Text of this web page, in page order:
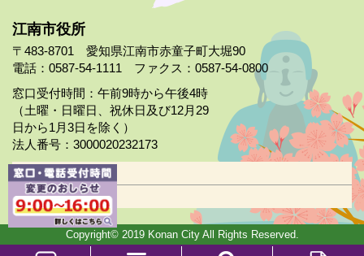
江南市役所
〒483-8701 愛知県江南市赤童子町大堀90
電話：0587-54-1111 ファクス：0587-54-0800
窓口受付時間：午前9時から午後4時
（土曜・日曜日、祝休日及び12月29
日から1月3日を除く）
法人番号：3000020232173
市役所案内
日曜市役所
Copyright© 2019 Konan City All Rights Reserved.